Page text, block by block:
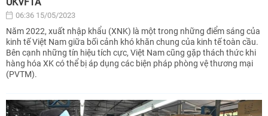
06:36 15/05/2023
Năm 2022, xuất nhập khẩu (XNK) là một trong những điểm sáng của
kinh tế Việt Nam giữa bối cảnh khó khăn chung của kinh tế toàn cầu.
Bên cạnh những tín hiệu tích cực, Việt Nam cũng gặp thách thức khi
hàng hóa XK có thể bị áp dụng các biện pháp phòng vệ thương mại
(PVTM).